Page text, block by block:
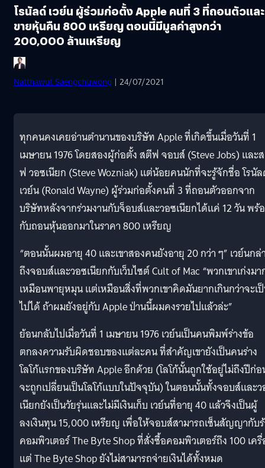
โรนัลด์ เวย์น ผู้ร่วมก่อตั้ง Apple คนที่ 3 ที่ถอนตัวและ
ขายหุ้นคืน 800 เหรียญ ตอนนี้มีมูลค่าสูงกว่า
200,000 ล้านเหรียญ
Natthawut Saengchuwong | 24/07/2021
ทุกคนคงเคยอ่านตำนานของบริษัท Apple ที่เกิดขึ้นเมื่อวันที่ 1
เมษายน 1976 โดยสองผู้ก่อตั้ง สตีฟ จอบส์ (Steve Jobs) และ
ฟ วอซเนียก (Steve Wozniak) แต่น้อยคนนักที่จะรู้จักชื่อ โรนั
เวย์น (Ronald Wayne) ผู้ร่วมก่อตั้งคนที่ 3 ที่ถอนตัวออกจาก
บริษัทหลังจากร่วมงานกับจ็อบส์และวอซเนียกได้แค่ 12 วัน พร้
กับถอนหุ้นออกมาในราคา 800 เหรียญ
“ตอนนั้นผมอายุ 40 และเขาสองคนยังอายุ 20 กว่า ๆ” เวย์นกล่
ถึงจอบส์และวอซเนียกกับเว็บไซต์ Cult of Mac “พวกเขาเก่งม
เหมือนพายุหมุน แต่เหมือนสิ่งที่พวกเขาคิดมันยากเกินกว่าจะเ
ไปได้ ถ้าผมยังอยู่กับ Apple ป่านนี้ผมคงรวยไปแล้วล่ะ”
ย้อนกลับไปเมื่อวันที่ 1 เมษายน 1976 เวย์นเป็นคนพิมพ์ร่างข้อ
ตกลงความรับผิดชอบของแต่ละคน ที่สำคัญเขายังเป็นคนร่าง
โลโก้แรกของบริษัท Apple อีกด้วย (โลโก้นั้นถูกใช้อยู่ไม่ถึงปีก่
จะถูกเปลี่ยนเป็นโลโก้แบบในปัจจุบัน) ในตอนนั้นทั้งจอบส์และ
เนียกยังเป็นวัยรุ่นและไม่มีเงินเก็บ เวย์นที่อายุ 40 แล้วจึงเป็นผู้
ลงเงินทุน 15,000 เหรียญ เพื่อให้จอบส์สามารถเซ็นสัญญากับ
คอมพิวเตอร์ The Byte Shop ที่สั่งซื้อคอมพิวเตอร์ถึง 100 เค
แต่ The Byte Shop ยังไม่สามารถจ่ายเงินได้ทั้งหมด